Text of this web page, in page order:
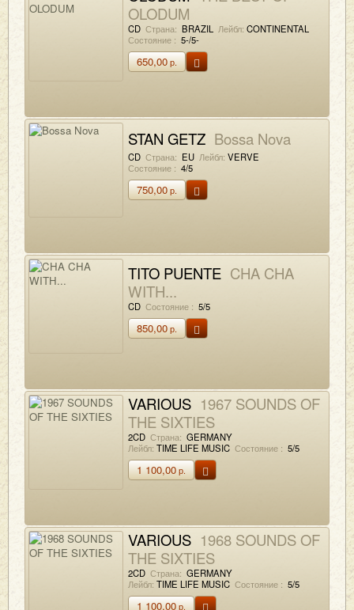
OLODUM
CD Страна: BRAZIL Лейбл: CONTINENTAL
Состояние : 5-/5-
650,00р.
STAN GETZ Bossa Nova
CD Страна: EU Лейбл: VERVE
Состояние : 4/5
750,00р.
TITO PUENTE CHA CHA
WITH...
CD Состояние : 5/5
850,00р.
VARIOUS 1967 SOUNDS OF
THE SIXTIES
2CD Страна: GERMANY
Лейбл: TIME LIFE MUSIC Состояние : 5/5
1 100,00р.
VARIOUS 1968 SOUNDS OF
THE SIXTIES
2CD Страна: GERMANY
Лейбл: TIME LIFE MUSIC Состояние : 5/5
1 100,00р.